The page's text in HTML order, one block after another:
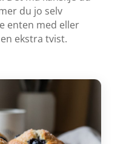
du jo selv
enten med eller
ekstra tvist.